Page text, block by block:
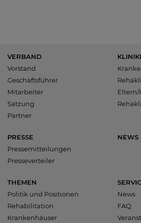
VERBAND
Vorstand
Geschäftsführer
Mitarbeiter
Satzung
Partner
PRESSE
Pressemitteilungen
Presseverteiler
NEWS
THEMEN
Politik und Positionen
Rehabilitation
Krankenhäuser
News
FAQ